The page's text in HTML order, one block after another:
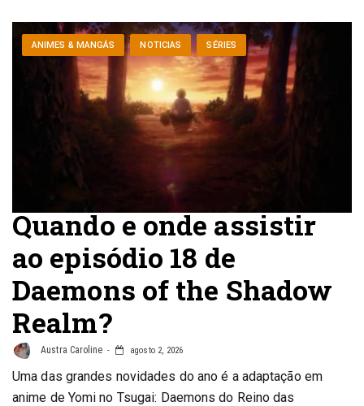
ANIMES & MANGÁS NOTICIAS SÉRIES
Quando e onde assistir
ao episódio 18 de
Daemons of the Shadow
Realm?
Austra Caroline agosto 2, 2026
Uma das grandes novidades do ano é a adaptação em
anime de Yomi no Tsugai: Daemons do Reino das